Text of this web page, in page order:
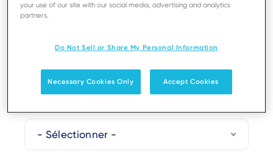
Nom de famille
your use of our site with our social media, advertising and analytics
partners.
Do Not Sell or Share My Personal Information
Necessary Cookies Only Accept Cookies